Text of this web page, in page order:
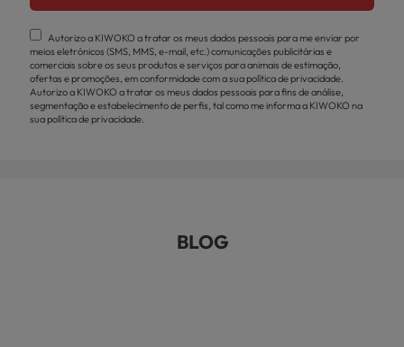
Autorizo a KIWOKO a tratar os meus dados pessoais para me enviar por
meios eletrónicos (SMS, MMS, e-mail, etc.) comunicações publicitárias e
comerciais sobre os seus produtos e serviços para animais de estimação,
ofertas e promoções, em conformidade com a sua política de privacidade.
Autorizo a KIWOKO a tratar os meus dados pessoais para fins de análise,
segmentação e estabelecimento de perfis, tal como me informa a KIWOKO na
sua política de privacidade.
BLOG